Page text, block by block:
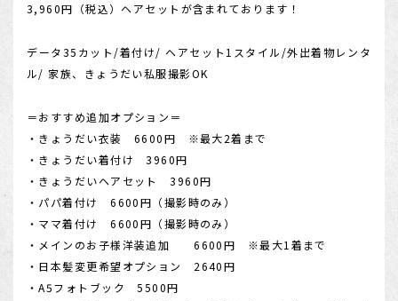
3,960円（税込）ヘアセットが含まれております！
データ35カット/着付け/ ヘアセット1スタイル/外出着物レンタ
ル/ 家族、きょうだい私服撮影OK
＝おすすめ追加オプション＝
・きょうだい衣装 6600円 ※最大2着まで
・きょうだい着付け 3960円
・きょうだいヘアセット 3960円
・パパ着付け 6600円（撮影時のみ）
・ママ着付け 6600円（撮影時のみ）
・メインのお子様洋装追加 6600円 ※最大1着まで
・日本髪変更希望オプション 2640円
・A5フォトブック 5500円